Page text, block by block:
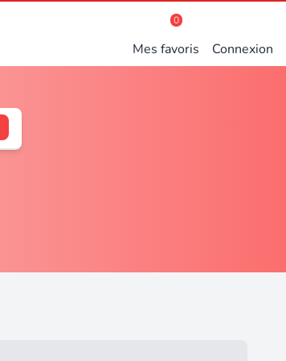
0
Mes favoris Connexion